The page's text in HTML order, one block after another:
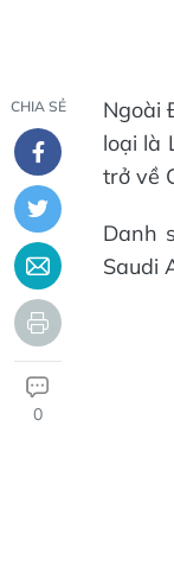
CHIA SẺ
0
Ngoài
loại là
trở về
Danh
Saudi